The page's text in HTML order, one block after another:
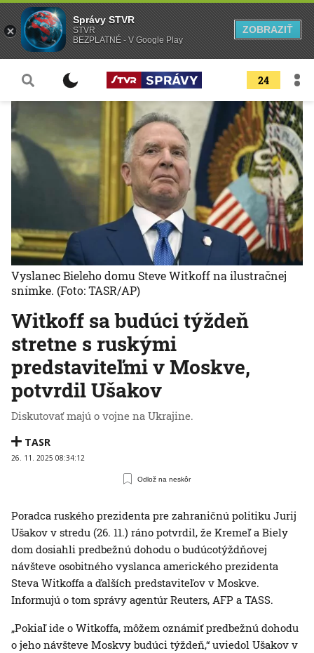
24
Witkoff sa budúci týždeň
stretne s ruskými
predstaviteľmi v Moskve,
potvrdil Ušakov
Diskutovať majú o vojne na Ukrajine.
TASR
26. 11. 2025 08:34:12
Odlož na neskôr
Vyslanec Bieleho domu Steve Witkoff na ilustračnej
snímke. (Foto: TASR/AP)
Poradca ruského prezidenta pre zahraničnú politiku Jurij
Ušakov v stredu (26. 11.) ráno potvrdil, že Kremeľ a Biely
dom dosiahli predbežnú dohodu o budúcotýždňovej
návšteve osobitného vyslanca amerického prezidenta
Steva Witkoffa a ďalších predstaviteľov v Moskve.
Informujú o tom správy agentúr Reuters, AFP a TASS.
„Pokiaľ ide o Witkoffa, môžem oznámiť predbežnú dohodu
o jeho návšteve Moskvy budúci týždeň,“ uviedol Ušakov v
Správy STVR
STVR
BEZPLATNÉ - V Google Play
ZOBRAZIŤ